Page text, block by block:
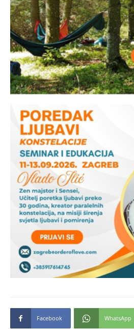
Facebook WhatsApp